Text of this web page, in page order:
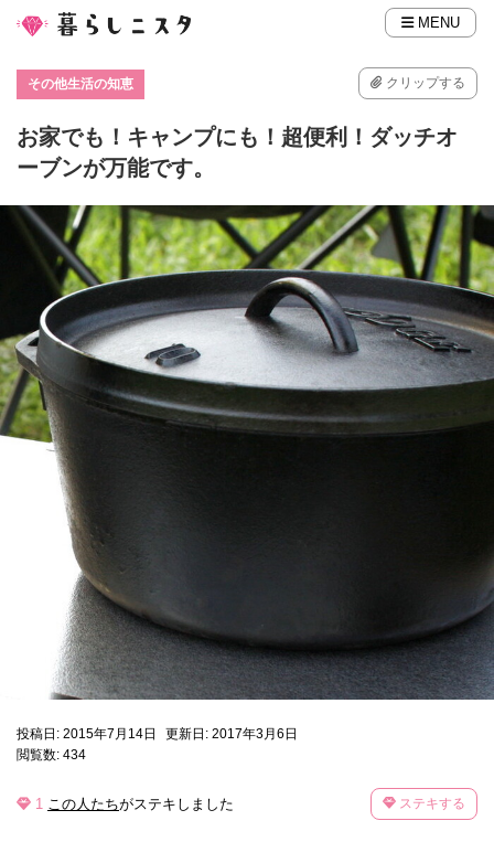
MENU
その他生活の知恵 クリップする
お家でも！キャンプにも！超便利！ダッチオ
ーブンが万能です。
投稿日: 2015年7月14日
更新日: 2017年3月6日
閲覧数: 434
1 この人たちがステキしました ステキする